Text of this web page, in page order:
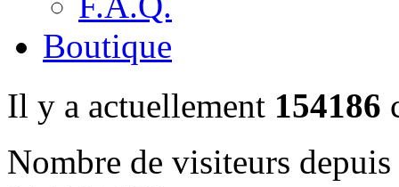
Boutique
Il y a actuellement 154186
Nombre de visiteurs